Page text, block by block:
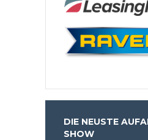
DIE NEUSTE
SHOW